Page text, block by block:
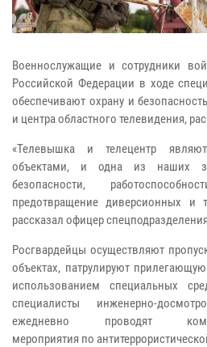
Военнослужащие и сотрудники
Российской Федерации в ходе
обеспечивают охрану и
и центра областного телевидения,
«Телевышка и телецентр
объектами, и одна из наших
безопасности,
предотвращение диверсионных и
рассказал офицер
Росгвардейцы осуществляют
объектах, патрулируют
использованием специальных
специалисты инженерно-
ежедневно проводят
мероприятия по